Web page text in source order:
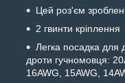
Цей роз'єм
2 гвинти кріплення
Легка посадка
дроти гучномовця:
16AWG, 15AWG,